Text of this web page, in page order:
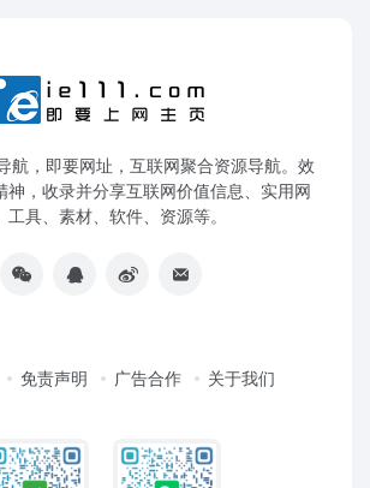
航，即要网址，互联网聚合资源导航。效
神，收录并分享互联网价值信息、实用网
工具、素材、软件、资源等。
免责声明 广告合作 关于我们